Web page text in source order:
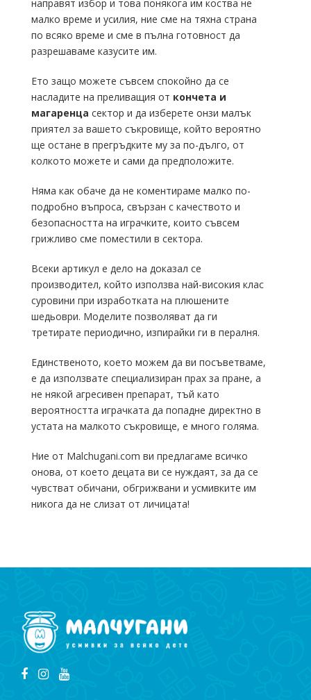
направят избор и това понякога им коства не
малко време и усилия, ние сме на тяхна страна
по всяко време и сме в пълна готовност да
разрешаваме казусите им.
Ето защо можете съвсем спокойно да се
насладите на преливащия от кончета и
магаренца сектор и да изберете онзи малък
приятел за вашето съкровище, който вероятно
ще остане в прегръдките му за по-дълго, от
колкото можете и сами да предположите.
Няма как обаче да не коментираме малко по-
подробно въпроса, свързан с качеството и
безопасността на играчките, които съвсем
грижливо сме поместили в сектора.
Всеки артикул е дело на доказал се
производител, който използва най-високия клас
суровини при изработката на плюшените
шедьоври. Моделите позволяват да ги
третирате периодично, изпирайки ги в пералня.
Единственото, което можем да ви посъветваме,
е да използвате специализиран прах за пране, а
не някой агресивен препарат, тъй като
вероятността играчката да попадне директно в
устата на малкото съкровище, е много голяма.
Ние от Malchugani.com ви предлагаме всичко
онова, от което децата ви се нуждаят, за да се
чувстват обичани, обгрижвани и усмивките им
никога да не слизат от личицата!